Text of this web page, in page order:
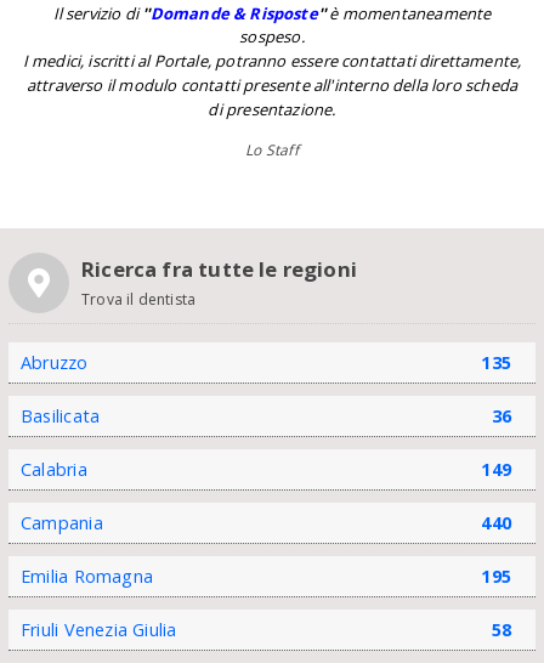
Il servizio di''Domande & Risposte''è momentaneamente
sospeso.
I medici, iscritti al Portale, potranno essere contattati direttamente,
attraverso il modulo contatti presente all'interno della loro scheda
di presentazione.
Lo Staff
Ricerca fra tutte le regioni
Trova il dentista
Abruzzo 135
Basilicata 36
Calabria 149
Campania 440
Emilia Romagna 195
Friuli Venezia Giulia 58